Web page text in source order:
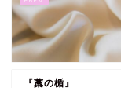
『藁の楯』